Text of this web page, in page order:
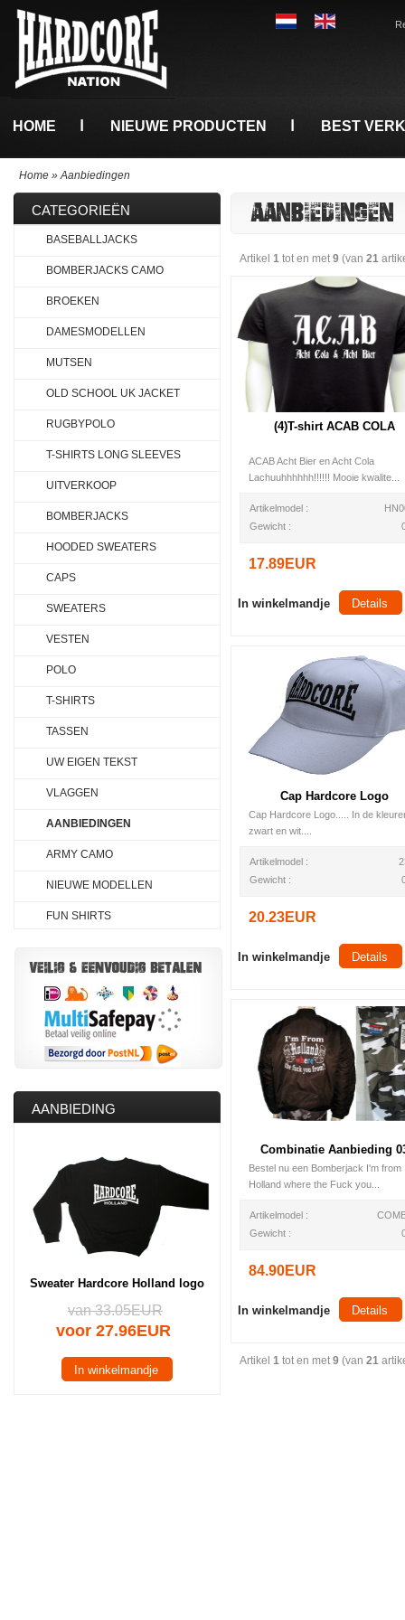
HOME NIEUWE PRODUCTEN BEST
Home »Aanbiedingen
AANBIEDINGEN
Artikel 1 tot en met9 (van 21
(4)T-shirt ACAB COLA
ACAB Acht Bier en Acht Cola
Lachuuhhhhhh!!!!!! Mooie kwalite...
Artikelmodel :
Gewicht :
17.89EUR
In winkelmandje Details
Cap Hardcore Logo
Cap Hardcore Logo..... In de
zwart en wit....
Artikelmodel :
Gewicht :
20.23EUR
In winkelmandje Details
Combinatie Aanbieding
Bestel nu een Bomberjack I'm from
Holland where the Fuck you...
Artikelmodel :
Gewicht :
84.90EUR
In winkelmandje Details
Artikel 1 tot en met9 (van 21
CATEGORIEËN
BASEBALLJACKS
BOMBERJACKS CAMO
BROEKEN
DAMESMODELLEN
MUTSEN
OLD SCHOOL UK JACKET
RUGBYPOLO
T-SHIRTS LONG SLEEVES
UITVERKOOP
BOMBERJACKS
HOODED SWEATERS
CAPS
SWEATERS
VESTEN
POLO
T-SHIRTS
TASSEN
UW EIGEN TEKST
VLAGGEN
AANBIEDINGEN
ARMY CAMO
NIEUWE MODELLEN
FUN SHIRTS
AANBIEDING
Sweater Hardcore Holland logo
van 33.05EUR
voor 27.96EUR
In winkelmandje